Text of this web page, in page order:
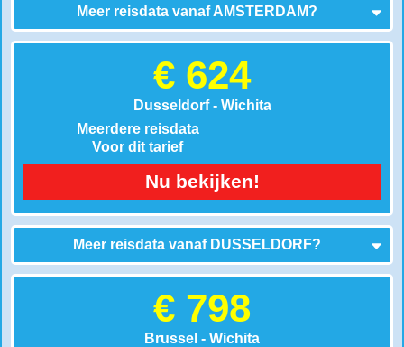
Meer reisdata vanafAMSTERDAM?
€ 624
Dusseldorf - Wichita
Meerdere reisdata
Voor dit tarief
Nu bekijken!
Meer reisdata vanaf DUSSELDORF?
€ 798
Brussel - Wichita